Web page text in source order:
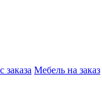
заказа Мебель на заказ